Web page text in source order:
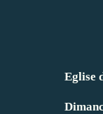
Eglise